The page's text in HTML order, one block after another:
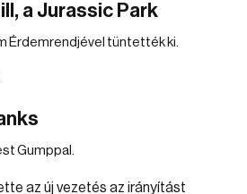
a Jurassic Park
Érdemrendjével tüntették ki.
Gumppal.